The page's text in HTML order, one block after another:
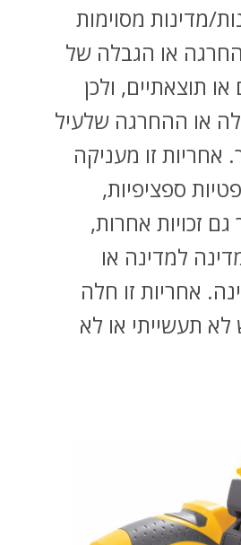
מדינות מסוימות
החרגה או הגבלה של
או תוצאתיים, ולכן
או ההחרגה שלעיל
אחריות זו מעניקה
ספציפיות,
גם זכויות אחרות,
למדינה או
אחריות זו חלה
תעשייתי או לא